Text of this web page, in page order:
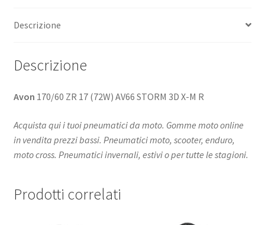
Descrizione
Descrizione
Avon 170/60 ZR 17 (72W) AV66 STORM 3D X-M R
Acquista qui i tuoi pneumatici da moto. Gomme moto online
in vendita prezzi bassi. Pneumatici moto, scooter, enduro,
moto cross. Pneumatici invernali, estivi o per tutte le stagioni.
Prodotti correlati